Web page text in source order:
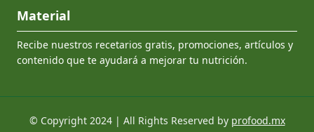
Material
Recibe nuestros recetarios gratis, promociones, artículos y
contenido que te ayudará a mejorar tu nutrición.
© Copyright 2024 | All Rights Reserved by profood.mx